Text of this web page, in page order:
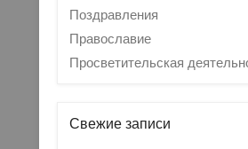
Поздравления
Православие
Просветительская
Свежие записи